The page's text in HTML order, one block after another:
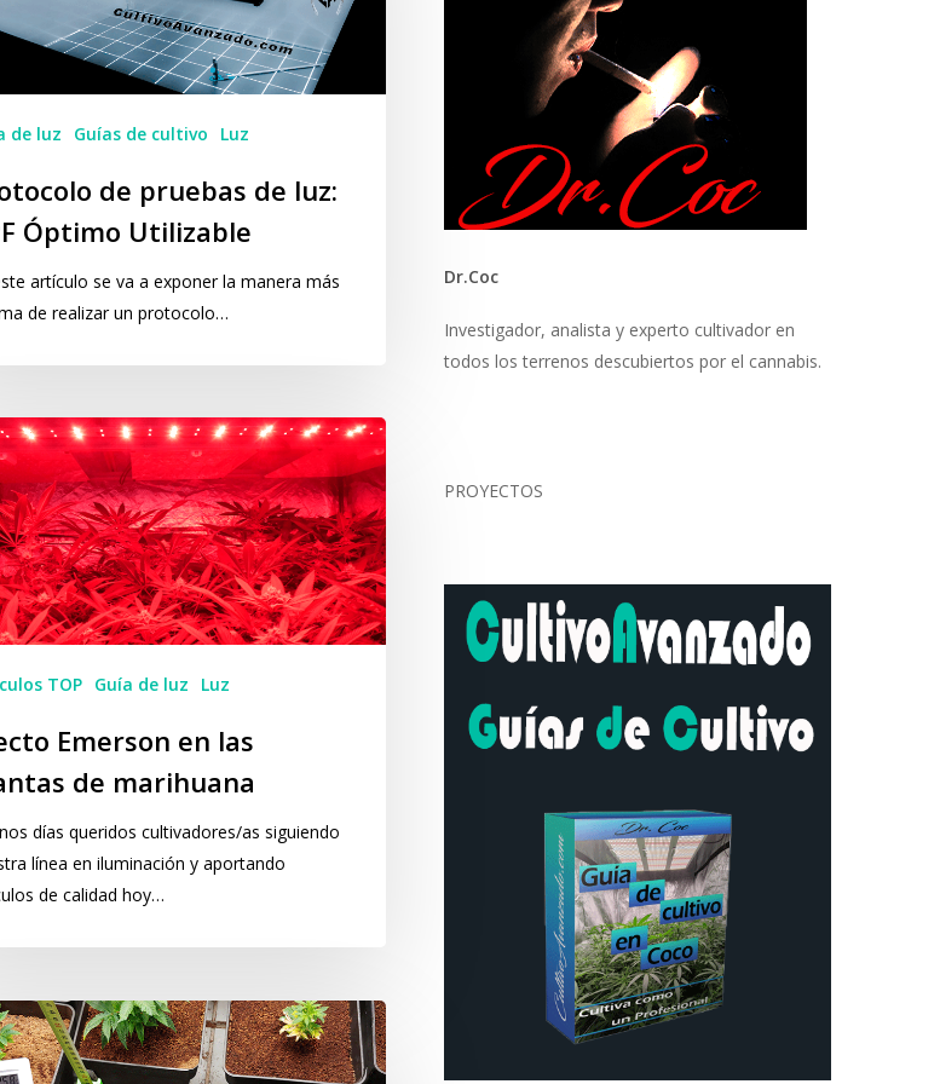
de luz
Guías de cultivo Luz
de pruebas de luz:
Óptimo Utilizable
artículo se va a exponer la manera más
de realizar un protocolo…
TOP Guía de luz Luz
Emerson en las
de marihuana
días queridos cultivadores/as siguiendo
línea en iluminación y aportando
de calidad hoy…
Dr.Coc
Investigador, analista y experto cultivador en
todos los terrenos descubiertos por el cannabis.
PROYECTOS